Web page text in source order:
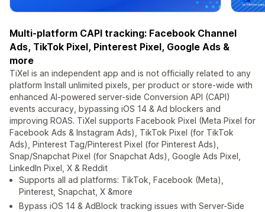
Multi-platform CAPI tracking: Facebook Channel
Ads, TikTok Pixel, Pinterest Pixel, Google Ads &
more
TiXel is an independent app and is not officially related to any
platform Install unlimited pixels, per product or store-wide with
enhanced AI-powered server-side Conversion API (CAPI)
events accuracy, bypassing iOS 14 & Ad blockers and
improving ROAS. TiXel supports Facebook Pixel (Meta Pixel for
Facebook Ads & Instagram Ads), TikTok Pixel (for TikTok
Ads), Pinterest Tag/Pinterest Pixel (for Pinterest Ads),
Snap/Snapchat Pixel (for Snapchat Ads), Google Ads Pixel,
LinkedIn Pixel, X & Reddit
Supports all ad platforms: TikTok, Facebook (Meta),
Pinterest, Snapchat, X &more
Bypass iOS 14 & AdBlock tracking issues with Server-Side